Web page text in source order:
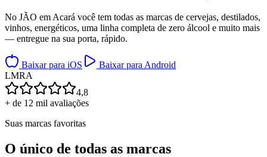
No JÃO em Acará você tem todas as marcas de cervejas, destilados,
vinhos, energéticos, uma linha completa de zero álcool e muito mais
— entregue na sua porta, rápido.
Baixar para iOS
Baixar para Android
LMRA
4,8
+ de 12 mil avaliações
Suas marcas favoritas
O único de todas as marcas